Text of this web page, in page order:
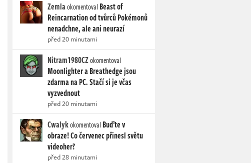
Zemlaokomentoval Beast of
Reincarnation od tvůrců Pokémonů
nenadchne, ale ani neurazí
před 20 minutami
Nitram1980CZokomentoval
Moonlighter a Breathedge jsou
zdarma na PC. Stačí si je včas
vyzvednout
před 20 minutami
Cwalykokomentoval Buďte v
obraze! Co červenec přinesl světu
videoher?
před 28 minutami